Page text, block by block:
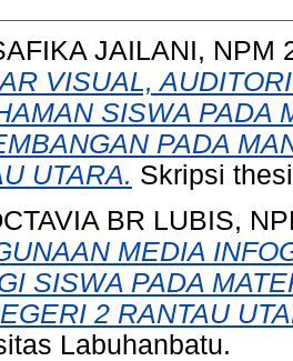
JAILANI, NPM
VISUAL,
SISWA PADA
PADA
UTARA. Skripsi
BR LUBIS,
MEDIA
SISWA PADA
2 RANTAU
Labuhanbatu.